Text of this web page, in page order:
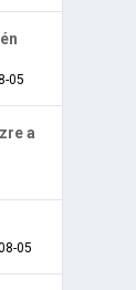
05
a
05